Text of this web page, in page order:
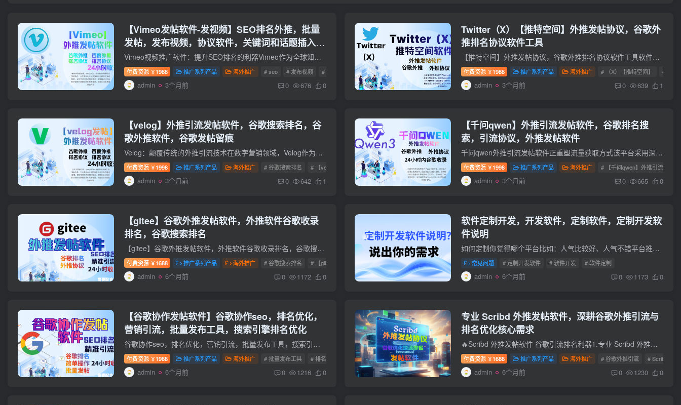
【Vimeo发帖软件-发视频】SEO排名外推，批量
发帖，发布视频，协议软件，关键词和话题插入自
动发帖的推广软件谷歌谷歌排名【Vimeo发视频软
件】
Vimeo视频推广软件：提升SEO排名的利器Vimeo作为全球知名视频平台，其SEO价值常被低估。专业Vimeo发帖软件能实现自动化视频推广，通过协议级操作突破平台限制。这类工具支持批量上传功能，单日...
付费资源 ￥ 1988 推广系列产品 海外推广 # seo # 发布视频 # 批量发帖
admin 3个月前 0 676 0
Twitter（X）【推特空间】外推发帖协议，谷歌外
推排名协议软件工具
【推特空间】外推发帖协议，谷歌外推排名协议软件工具软件功能：支持多线程支持代理支持自定义内容插入变量介绍：软件支持【tok】登录，支持【CK】登录，当前账号发送不限制条数，发送设置延迟1...
付费资源 ￥ 1988 推广系列产品 海外推广 # （X）【推特空间】 #
admin 3个月前 0 639 1
【velog】外推引流发帖软件，谷歌搜索排名，谷
歌外推软件，谷歌发帖留痕
Velog：颠覆传统的外推引流技术在数字营销领域，Velog作为一款创新的外推引流发帖软件，正在重新定义谷歌搜索排名优化的游戏规则。该软件采用先进的AI算法，能够自动分析目标关键词的搜索趋势和...
付费资源 ￥ 1998 推广系列产品 海外推广 # 谷歌搜索排名 # 【velog】外推引流发帖软件 # 谷歌发帖留痕
admin 3个月前 0 642 1
【千问qwen】外推引流发帖软件，谷歌排名搜
索，引流协议，外推发帖软件
千问qwen外推引流发帖软件正重塑流量获取方式该平台采用深度学习算法分析目标受众行为模式，自动生成高转化率内容并精准投放至2000+社交媒体渠道。其核心优势在于智能化的内容分发网络（CDN）架...
付费资源 ￥ 1998 推广系列产品 海外推广 # 【千问qwen】外推引流发帖
admin 3个月前 0 665 0
【gitee】谷歌外推发帖软件，外推软件谷歌收录
排名，谷歌搜索排名
【gitee】谷歌外推发帖软件，外推软件谷歌收录排名，谷歌搜索排名，利用第三方平台，发送自己广告，或者是发送自己的信息到第三方平台，把自己广告打造出去，实现让更多人看到，比如【百度】或...
付费资源 ￥ 1688 推广系列产品 海外推广 # 谷歌搜索排名 # 【gitee】谷歌外推发帖软件 # 外推软件谷歌收录排名
admin 6个月前 0 1172 0
软件定制开发，开发软件，定制软件，定制开发软
件说明
如何定制你觉得哪个平台比如：人气比较好、人气不错平台推荐、值得定制，可以联系我们、免费定制、并且提供给你使用定制需求提供平台：比如某个网站，或APP，提供目标网址、或下载APP地址提供方...
常见问题 # 定制开发软件 # 软件开发 # 软件定制
admin 6个月前 0 1173 0
【谷歌协作发帖软件】谷歌协作seo，排名优化，
营销引流，批量发布工具，搜索引擎排名优化
谷歌协作seo，排名优化，营销引流，批量发布工具，搜索引擎排名优化谷歌协作上发表所需的帖子，以达到吸引流量的目的，谷歌协作促进流量的软件，是一个功能非常强大的工具，可以支持多个帖子，...
付费资源 ￥ 1988 推广系列产品 海外推广 # 批量发布工具 # 排名优化 # 搜索引擎
admin 6个月前 0 1216 0
专业 Scribd 外推发帖软件，深耕谷歌外推引流与
排名优化核心需求
🔥Scribd 外推发帖软件 谷歌引流排名利器1.专业 Scribd 外推发帖软件，深耕谷歌外推引流与排名优化核心需求！一键发布优质内容至 Scribd 高权重平台，快速抓取谷歌搜索引擎流量，助力关键词抢占...
付费资源 ￥ 1688 推广系列产品 海外推广 # 谷歌外推引流 # Scribd 外推
admin 6个月前 0 1230 0